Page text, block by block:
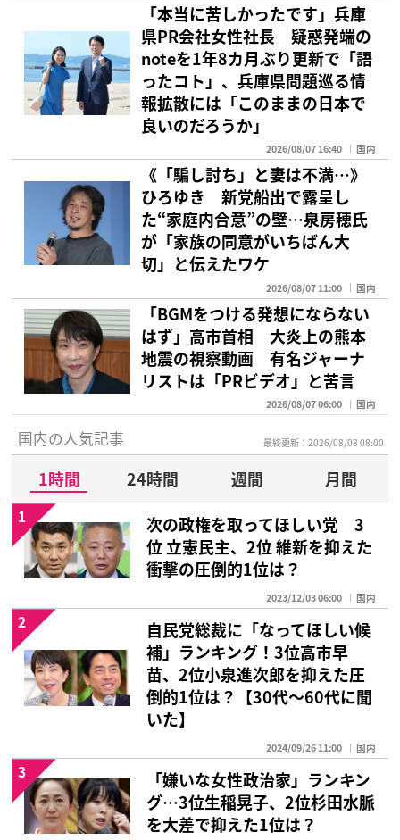
「本当に苦しかったです」兵庫
県PR会社女性社長 疑惑発端の
noteを1年8カ月ぶり更新で「語
ったコト」、兵庫県問題巡る情
報拡散には「このままの日本で
良いのだろうか」
2026/08/07 16:40 国内
《「騙し討ち」と妻は不満…》
ひろゆき 新党船出で露呈し
た“家庭内合意”の壁…泉房穂氏
が「家族の同意がいちばん大
切」と伝えたワケ
2026/08/07 11:00 国内
「BGMをつける発想にならない
はず」高市首相 大炎上の熊本
地震の視察動画 有名ジャーナ
リストは「PRビデオ」と苦言
2026/08/07 06:00 国内
国内の人気記事 最終更新：2026/08/08 08:00
1時間 24時間 週間
月間
次の政権を取ってほしい党 3
位 立憲民主、2位 維新を抑えた
衝撃の圧倒的1位は？
2023/12/03 06:00 国内
1
自民党総裁に「なってほしい候
補」ランキング！3位高市早
苗、2位小泉進次郎を抑えた圧
倒的1位は？【30代〜60代に聞
いた】
2024/09/26 11:00 国内
2
「嫌いな女性政治家」ランキン
グ…3位生稲晃子、2位杉田水脈
を大差で抑えた1位は？
3